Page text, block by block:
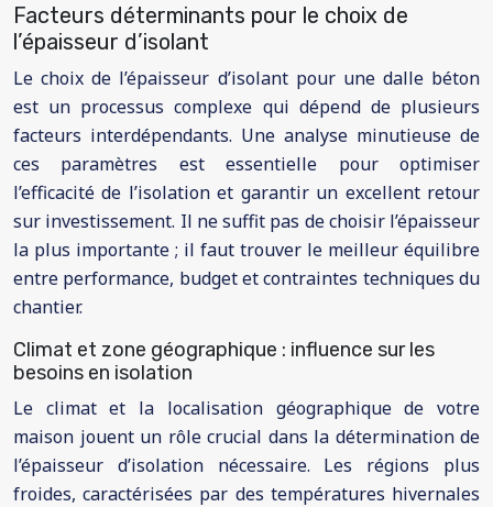
Facteurs déterminants pour le choix de
l’épaisseur d’isolant
Le choix de l’épaisseur d’isolant pour une dalle béton
est un processus complexe qui dépend de plusieurs
facteurs interdépendants. Une analyse minutieuse de
ces paramètres est essentielle pour optimiser
l’efficacité de l’isolation et garantir un excellent retour
sur investissement. Il ne suffit pas de choisir l’épaisseur
la plus importante ; il faut trouver le meilleur équilibre
entre performance, budget et contraintes techniques du
chantier.
Climat et zone géographique : influence sur les
besoins en isolation
Le climat et la localisation géographique de votre
maison jouent un rôle crucial dans la détermination de
l’épaisseur d’isolation nécessaire. Les régions plus
froides, caractérisées par des températures hivernales